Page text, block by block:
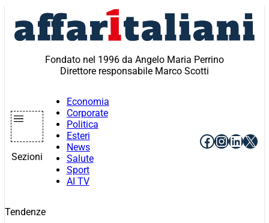
contenuto
Fondato nel 1996 da Angelo Maria Perrino
Direttore responsabile Marco Scotti
Sezioni
Economia
Corporate
Politica
Esteri
News
Salute
Sport
AI TV
Facebook
X
Tendenze